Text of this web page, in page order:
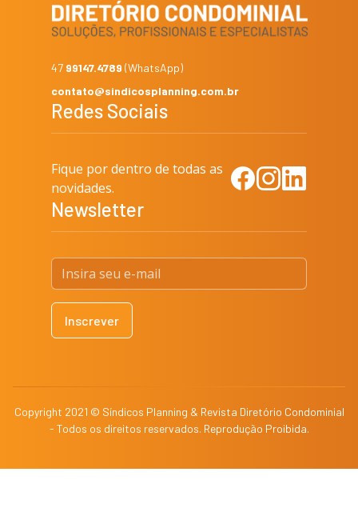
47 99147.4789 (WhatsApp)
contato@sindicosplanning.com.br
Redes Sociais
Fique por dentro de todas as
novidades.
FacebookInstagram
LinkedIn
Newsletter
Copyright 2021 © Síndicos Planning & Revista Diretório Condominial
- Todos os direitos reservados. Reprodução Proibida.